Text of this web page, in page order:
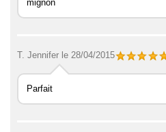
mignon
T. Jennifer le 28/04/2015
Parfait